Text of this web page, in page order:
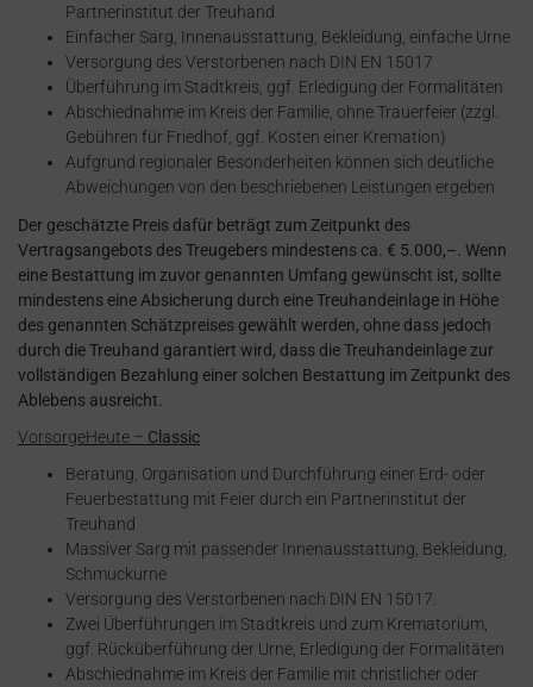
Partnerinstitut der Treuhand
Einfacher Sarg, Innenausstattung, Bekleidung, einfache Urne
Versorgung des Verstorbenen nach DIN EN 15017
Überführung im Stadtkreis, ggf. Erledigung der Formalitäten
Abschiednahme im Kreis der Familie, ohne Trauerfeier (zzgl.
Gebühren für Friedhof, ggf. Kosten einer Kremation)
Aufgrund regionaler Besonderheiten können sich deutliche
Abweichungen von den beschriebenen Leistungen ergeben
Der geschätzte Preis dafür beträgt zum Zeitpunkt des
Vertragsangebots des Treugebers mindestens ca. € 5.000,–. Wenn
eine Bestattung im zuvor genannten Umfang gewünscht ist, sollte
mindestens eine Absicherung durch eine Treuhandeinlage in Höhe
des genannten Schätzpreises gewählt werden, ohne dass jedoch
durch die Treuhand garantiert wird, dass die Treuhandeinlage zur
vollständigen Bezahlung einer solchen Bestattung im Zeitpunkt des
Ablebens ausreicht.
VorsorgeHeute – Classic
Beratung, Organisation und Durchführung einer Erd- oder
Feuerbestattung mit Feier durch ein Partnerinstitut der
Treuhand
Massiver Sarg mit passender Innenausstattung, Bekleidung,
Schmuckurne
Versorgung des Verstorbenen nach DIN EN 15017.
Zwei Überführungen im Stadtkreis und zum Krematorium,
ggf. Rücküberführung der Urne, Erledigung der Formalitäten
Abschiednahme im Kreis der Familie mit christlicher oder